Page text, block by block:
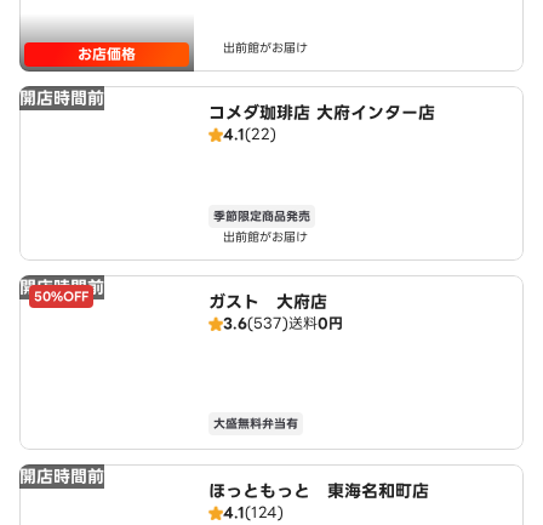
お店価格 出前館がお届け
開店時間前
コメダ珈琲店 大府インター店
4.1(22)
季節限定商品発売
出前館がお届け
開店時間前
50%OFF ガスト 大府店
3.6(537)送料0円
大盛無料弁当有
開店時間前
ほっともっと 東海名和町店
4.1(124)